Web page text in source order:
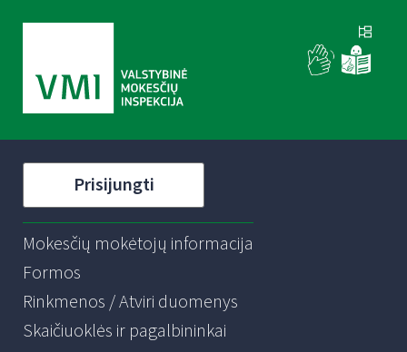
Prisijungti
Mokesčių mokėtojų informacija
Formos
Rinkmenos / Atviri duomenys
Skaičiuoklės ir pagalbininkai